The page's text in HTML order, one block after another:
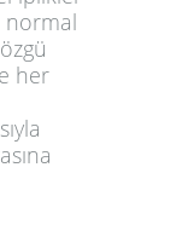
normal
her